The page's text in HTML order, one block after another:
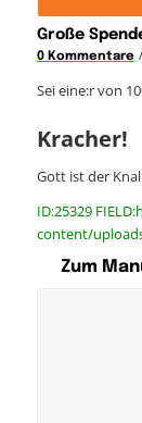
Große
0 Kommentare /
Sei eine:r von
Kracher!
Gott ist der
ID:25329
content/
Zum